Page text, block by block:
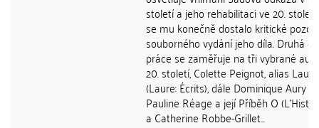
století a jeho rehabilitaci ve 20.
se mu konečně dostalo kritické
souborného vydání jeho díla. Druhá
práce se zaměřuje na tři vybrané
20. století, Colette Peignot, alias Laure
(Laure: Écrits), dále Dominique Aury
Pauline Réage a její Příběh O
a Catherine Robbe-Grillet...